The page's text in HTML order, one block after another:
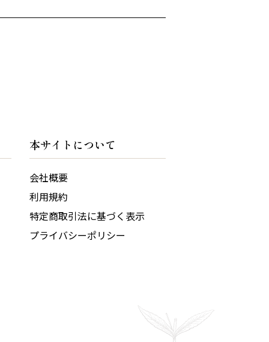
本サイトについて
会社概要
利用規約
特定商取引法に基づく表示
プライバシーポリシー